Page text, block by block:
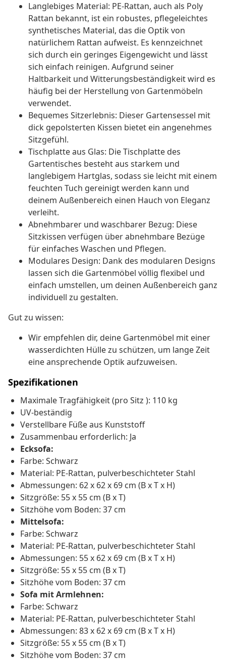
Langlebiges Material: PE-Rattan, auch als Poly
Rattan bekannt, ist ein robustes, pflegeleichtes
synthetisches Material, das die Optik von
natürlichem Rattan aufweist. Es kennzeichnet
sich durch ein geringes Eigengewicht und lässt
sich einfach reinigen. Aufgrund seiner
Haltbarkeit und Witterungsbeständigkeit wird es
häufig bei der Herstellung von Gartenmöbeln
verwendet.
Bequemes Sitzerlebnis: Dieser Gartensessel mit
dick gepolsterten Kissen bietet ein angenehmes
Sitzgefühl.
Tischplatte aus Glas: Die Tischplatte des
Gartentisches besteht aus starkem und
langlebigem Hartglas, sodass sie leicht mit einem
feuchten Tuch gereinigt werden kann und
deinem Außenbereich einen Hauch von Eleganz
verleiht.
Abnehmbarer und waschbarer Bezug: Diese
Sitzkissen verfügen über abnehmbare Bezüge
für einfaches Waschen und Pflegen.
Modulares Design: Dank des modularen Designs
lassen sich die Gartenmöbel völlig flexibel und
einfach umstellen, um deinen Außenbereich ganz
individuell zu gestalten.
Gut zu wissen:
Wir empfehlen dir, deine Gartenmöbel mit einer
wasserdichten Hülle zu schützen, um lange Zeit
eine ansprechende Optik aufzuweisen.
Spezifikationen
Maximale Tragfähigkeit (pro Sitz ): 110 kg
UV-beständig
Verstellbare Füße aus Kunststoff
Zusammenbau erforderlich: Ja
Ecksofa:
Farbe: Schwarz
Material: PE-Rattan, pulverbeschichteter Stahl
Abmessungen: 62 x 62 x 69 cm (B x T x H)
Sitzgröße: 55 x 55 cm (B x T)
Sitzhöhe vom Boden: 37 cm
Mittelsofa:
Farbe: Schwarz
Material: PE-Rattan, pulverbeschichteter Stahl
Abmessungen: 55 x 62 x 69 cm (B x T x H)
Sitzgröße: 55 x 55 cm (B x T)
Sitzhöhe vom Boden: 37 cm
Sofa mit Armlehnen:
Farbe: Schwarz
Material: PE-Rattan, pulverbeschichteter Stahl
Abmessungen: 83 x 62 x 69 cm (B x T x H)
Sitzgröße: 55 x 55 cm (B x T)
Sitzhöhe vom Boden: 37 cm